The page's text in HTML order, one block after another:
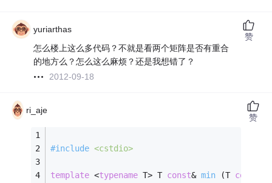
yuriarthas
怎么楼上这么多代码？不就是看两个矩阵是否有重合
的地方么？怎么这么麻烦？还是我想错了？
2012-09-18
赞
ri_aje
#include <cstdio>
template <typename T> T const& min (T const
赞